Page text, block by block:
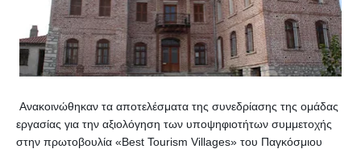
Ανακοινώθηκαν τα αποτελέσματα της συνεδρίασης της ομάδας
εργασίας για την αξιολόγηση των υποψηφιοτήτων συμμετοχής
στην πρωτοβουλία «Best Tourism Villages» του Παγκόσμιου